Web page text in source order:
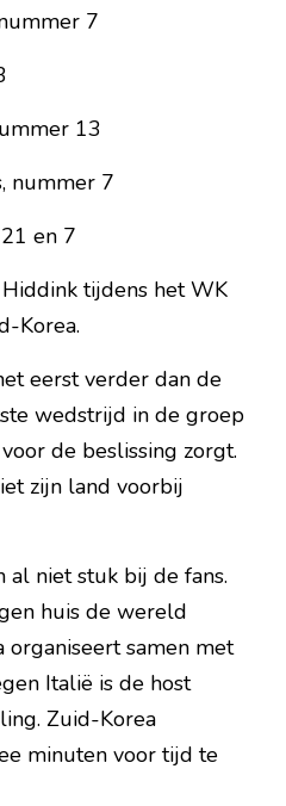
7
13
nummer 7
en 7
tijdens het WK
Korea.
eerst verder dan de
wedstrijd in de groep
de beslissing zorgt.
zijn land voorbij
al niet stuk bij de fans.
huis de wereld
organiseert samen met
Italië is de host
Zuid-Korea
minuten voor tijd te